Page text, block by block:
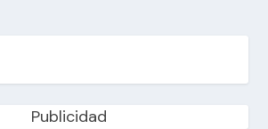
Publicidad